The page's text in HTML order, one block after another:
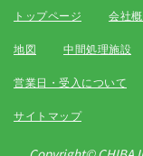
トップページ 会社
地図 中間処理施設
営業日・受入について
サイトマップ